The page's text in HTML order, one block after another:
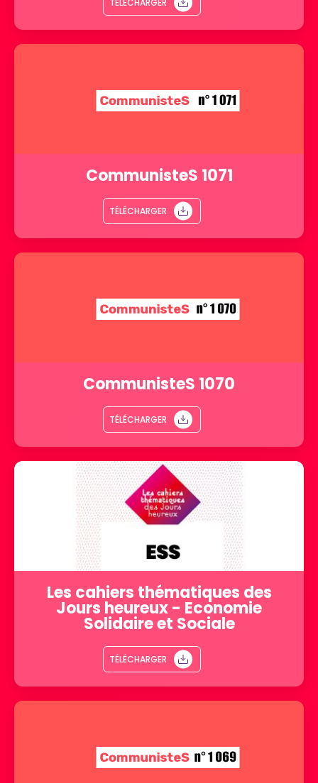
CommunisteS 1071
TÉLÉCHARGER
CommunisteS 1070
TÉLÉCHARGER
Les cahiers thématiques des
Jours heureux - Economie
Solidaire et Sociale
TÉLÉCHARGER